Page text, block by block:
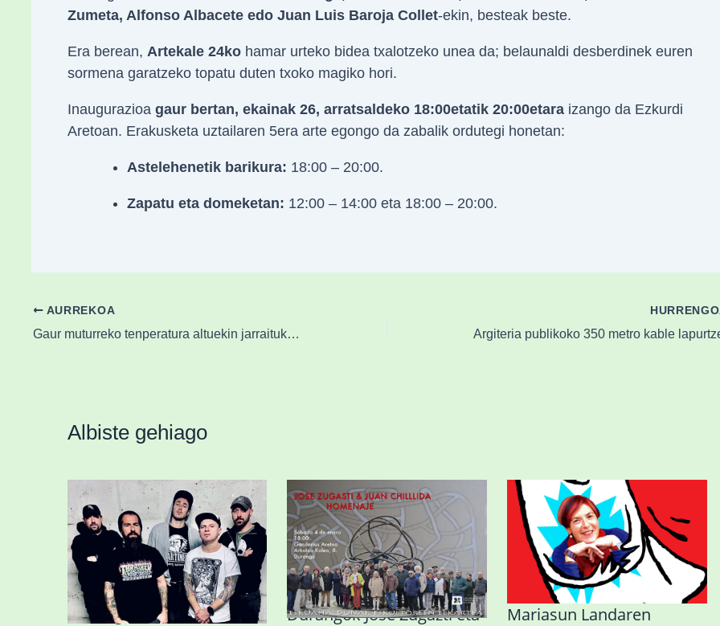
Zumeta, Alfonso Albacete edo Juan Luis Baroja Collet-ekin, besteak beste.
Era berean, Artekale 24kohamar urteko bidea txalotzeko unea da; belaunaldi desberdinek euren
sormena garatzeko topatu duten txoko magiko hori.
Inaugurazioa gaur bertan, ekainak 26, arratsaldeko 18:00etatik 20:00etaraizango da Ezkurdi
Aretoan. Erakusketa uztailaren 5era arte egongo da zabalik ordutegi honetan:
Astelehenetik barikura: 18:00 – 20:00.
Zapatu eta domeketan: 12:00 – 14:00 eta 18:00 – 20:00.
AURREKOA
Gaur muturreko tenperatura altuekin jarraituko dugu
Albiste gehiago
Durangoko Alerta taldeak
Durangok Jose Zugazti eta
Mariasun Landaren